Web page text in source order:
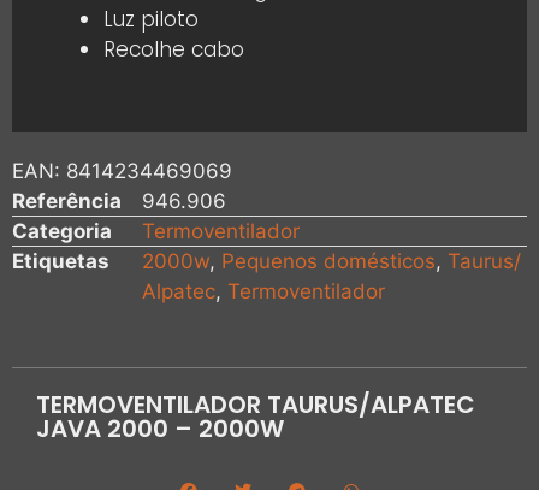
Luz piloto
Recolhe cabo
EAN: 8414234469069
Referência
946.906
Categoria
Termoventilador
Etiquetas
2000w, Pequenos domésticos, Taurus/
Alpatec, Termoventilador
TERMOVENTILADOR TAURUS/ALPATEC
JAVA 2000 – 2000W